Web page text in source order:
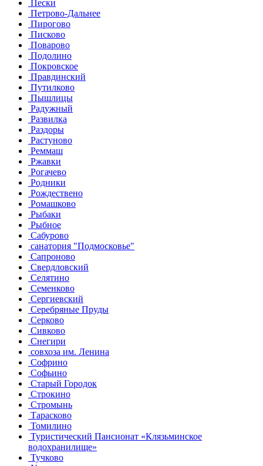
Пески
Петрово-Дальнее
Пирогово
Писково
Поварово
Подолино
Покровское
Правдинский
Путилково
Пышлицы
Радужный
Развилка
Раздоры
Растуново
Реммаш
Ржавки
Рогачево
Родники
Рождествено
Ромашково
Рыбаки
Рыбное
Сабурово
санатория "Подмосковье"
Сапроново
Свердловский
Селятино
Семенково
Сергиевский
Серебряные Пруды
Серково
Сивково
Снегири
совхоза им. Ленина
Софрино
Софьино
Старый Городок
Строкино
Стромынь
Тарасково
Томилино
Туристический Пансионат «Клязьминское
водохранилище»
Тучково